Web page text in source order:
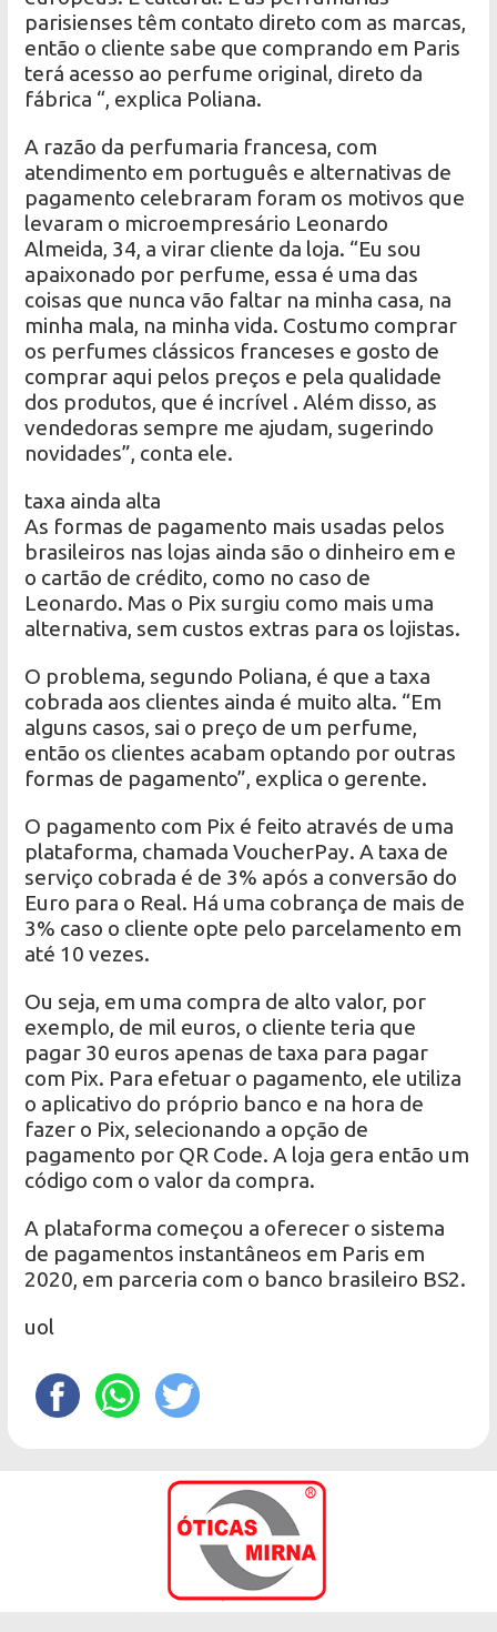
parisienses têm contato direto com as marcas,
então o cliente sabe que comprando em Paris
terá acesso ao perfume original, direto da
fábrica “, explica Poliana.
A razão da perfumaria francesa, com
atendimento em português e alternativas de
pagamento celebraram foram os motivos que
levaram o microempresário Leonardo
Almeida, 34, a virar cliente da loja. “Eu sou
apaixonado por perfume, essa é uma das
coisas que nunca vão faltar na minha casa, na
minha mala, na minha vida. Costumo comprar
os perfumes clássicos franceses e gosto de
comprar aqui pelos preços e pela qualidade
dos produtos, que é incrível . Além disso, as
vendedoras sempre me ajudam, sugerindo
novidades”, conta ele.
taxa ainda alta
As formas de pagamento mais usadas pelos
brasileiros nas lojas ainda são o dinheiro em e
o cartão de crédito, como no caso de
Leonardo. Mas o Pix surgiu como mais uma
alternativa, sem custos extras para os lojistas.
O problema, segundo Poliana, é que a taxa
cobrada aos clientes ainda é muito alta. “Em
alguns casos, sai o preço de um perfume,
então os clientes acabam optando por outras
formas de pagamento”, explica o gerente.
O pagamento com Pix é feito através de uma
plataforma, chamada VoucherPay. A taxa de
serviço cobrada é de 3% após a conversão do
Euro para o Real. Há uma cobrança de mais de
3% caso o cliente opte pelo parcelamento em
até 10 vezes.
Ou seja, em uma compra de alto valor, por
exemplo, de mil euros, o cliente teria que
pagar 30 euros apenas de taxa para pagar
com Pix. Para efetuar o pagamento, ele utiliza
o aplicativo do próprio banco e na hora de
fazer o Pix, selecionando a opção de
pagamento por QR Code. A loja gera então um
código com o valor da compra.
A plataforma começou a oferecer o sistema
de pagamentos instantâneos em Paris em
2020, em parceria com o banco brasileiro BS2.
uol